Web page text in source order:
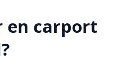
en carport